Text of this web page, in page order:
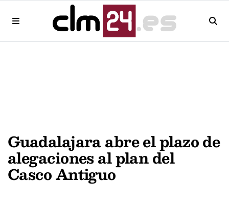
Guadalajara abre el plazo de
alegaciones al plan del
Casco Antiguo